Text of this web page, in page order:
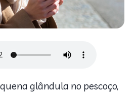
glândula no pescoço,